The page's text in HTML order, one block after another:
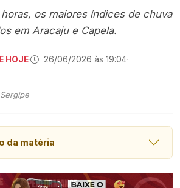
os maiores índices de chuva
em Aracaju e Capela.
HOJE· 26/06/2026 às 19:04·
da matéria